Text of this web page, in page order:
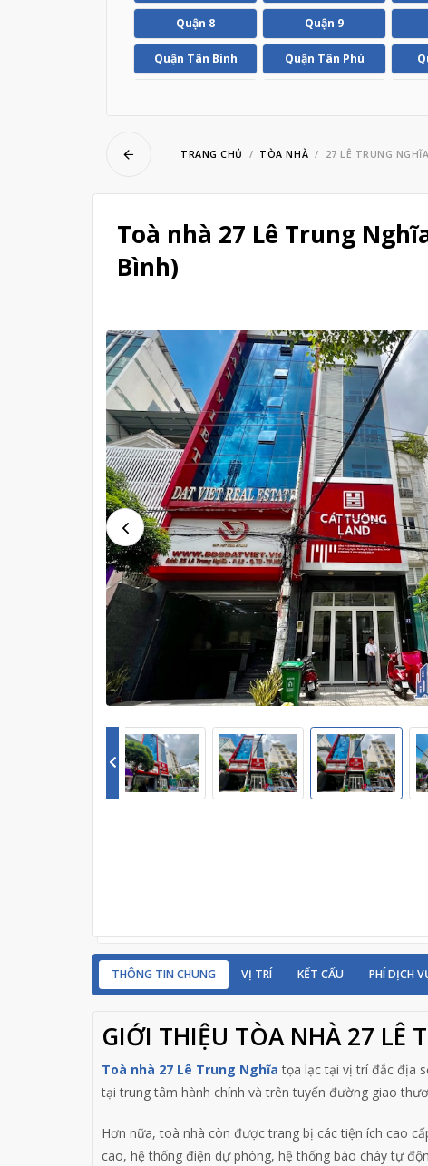
Quận 8 Quận 9
Quận Tân Bình Quận Tân Phú
TRANG CHỦ TÒA NHÀ 27 LÊ TRUNG NGHĨA
Toà nhà 27 Lê Trung
Bình)
THÔNG TIN CHUNG VỊ TRÍ KẾT CẤU PHÍ DỊCH
GIỚI THIỆU TÒA NHÀ 27 LÊ
Toà nhà 27 Lê Trung Nghĩa tọa lạc tại vị trí đắc địa
tại trung tâm hành chính và trên tuyến đường giao
Hơn nữa, toà nhà còn được trang bị các tiện ích cao
cao, hệ thống điện dự phòng, hệ thống báo cháy tự